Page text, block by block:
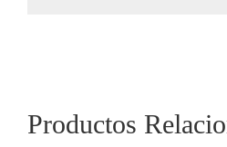
Productos